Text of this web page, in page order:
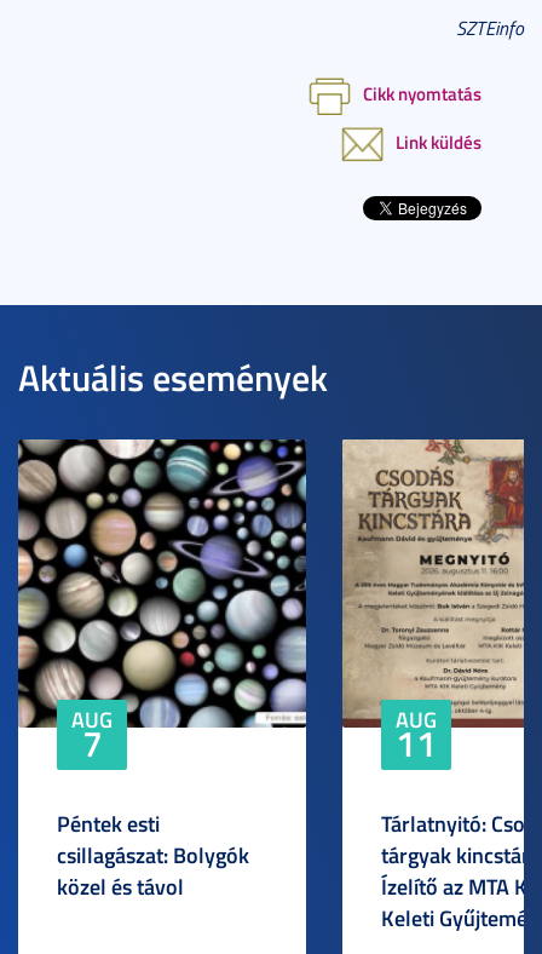
SZTEinfo
Cikk nyomtatás
Link küldés
Aktuális események
AUG
7
Péntek esti
csillagászat: Bolygók
közel és távol
AUG
11
Tárlatnyitó:
tárgyak
Ízelítő az MTA
Keleti